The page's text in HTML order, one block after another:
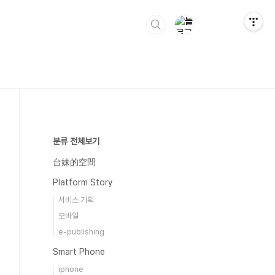
분류 전체보기
台妹的空間
Platform Story
서비스 기획
모바일
e-publishing
Smart Phone
iphone